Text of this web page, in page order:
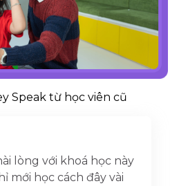
lòng với khoá học này
mới học cách đây vài
Speak từ học viên cũ